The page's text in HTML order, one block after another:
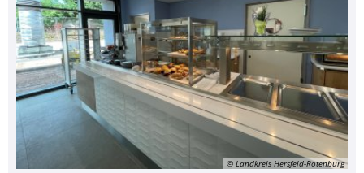
© Landkreis Hersfeld-Rotenburg